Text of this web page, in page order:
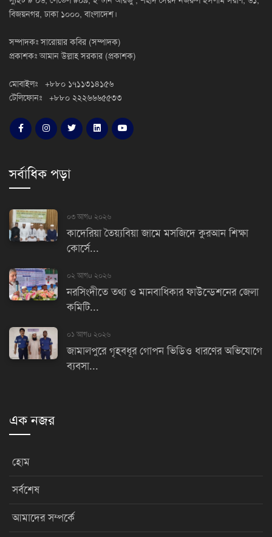
বিজয়নগর, ঢাকা ১০০০, বাংলাদেশ।
সম্পাদকঃ সারোয়ার কবির (সম্পাদক)
প্রকাশকঃ আমান উল্লাহ সরকার (প্রকাশক)
মোবাইলঃ +৮৮০ ১৭১১৩১৪১৫৬
টেলিফোনঃ +৮৮০ ২২২৬৬৬৫৫৩৩
সর্বাধিক পড়া
০৩ আগu ২০২৬
কাদেরিয়া তৈয়্যবিয়া জামে মসজিদে কুরআন শিক্ষা
কোর্সে...
০২ আগu ২০২৬
নরসিংদীতে তথ্য ও মানবাধিকার ফাউন্ডেশনের জেলা
কমিটি...
০১ আগu ২০২৬
জামালপুরে গৃহবধূর গোপন ভিডিও ধারণের অভিযোগে
ব্যবসা...
এক নজর
হোম
সর্বশেষ
আমাদের সম্পর্কে